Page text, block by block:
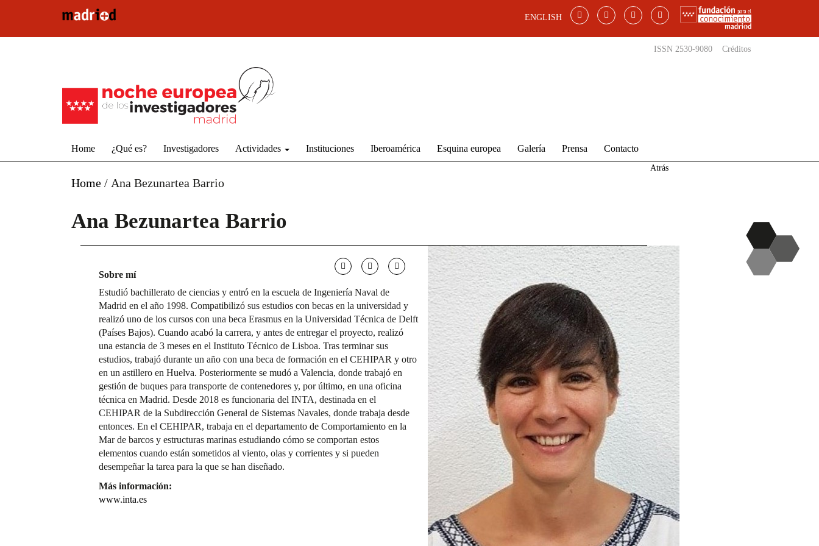
ENGLISH
ISSN 2530-9080 Créditos
Home ¿Qué es? Investigadores Actividades Instituciones Iberoamérica Esquina europea Galería Prensa Contacto
Home / Ana Bezunartea Barrio
Atrás
Ana Bezunartea Barrio
Sobre mí
Estudió bachillerato de ciencias y entró en la escuela de Ingeniería Naval de
Madrid en el año 1998. Compatibilizó sus estudios con becas en la universidad y
realizó uno de los cursos con una beca Erasmus en la Universidad Técnica de Delft
(Países Bajos). Cuando acabó la carrera, y antes de entregar el proyecto, realizó
una estancia de 3 meses en el Instituto Técnico de Lisboa. Tras terminar sus
estudios, trabajó durante un año con una beca de formación en el CEHIPAR y otro
en un astillero en Huelva. Posteriormente se mudó a Valencia, donde trabajó en
gestión de buques para transporte de contenedores y, por último, en una oficina
técnica en Madrid. Desde 2018 es funcionaria del INTA, destinada en el
CEHIPAR de la Subdirección General de Sistemas Navales, donde trabaja desde
entonces. En el CEHIPAR, trabaja en el departamento de Comportamiento en la
Mar de barcos y estructuras marinas estudiando cómo se comportan estos
elementos cuando están sometidos al viento, olas y corrientes y si pueden
desempeñar la tarea para la que se han diseñado.
Más información:
www.inta.es